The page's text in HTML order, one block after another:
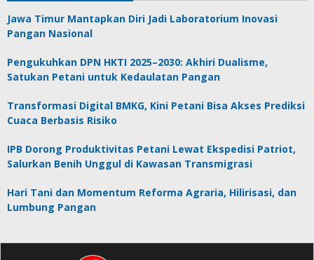
Jawa Timur Mantapkan Diri Jadi Laboratorium Inovasi
Pangan Nasional
Pengukuhkan DPN HKTI 2025–2030: Akhiri Dualisme,
Satukan Petani untuk Kedaulatan Pangan
Transformasi Digital BMKG, Kini Petani Bisa Akses Prediksi
Cuaca Berbasis Risiko
IPB Dorong Produktivitas Petani Lewat Ekspedisi Patriot,
Salurkan Benih Unggul di Kawasan Transmigrasi
Hari Tani dan Momentum Reforma Agraria, Hilirisasi, dan
Lumbung Pangan